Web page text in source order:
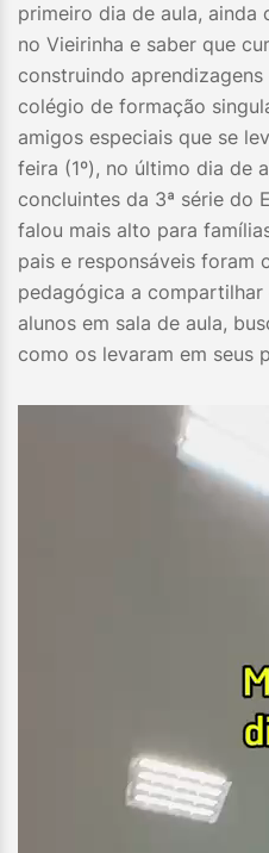
primeiro dia de aula,
no Vieirinha e saber que
construindo
colégio de formação
amigos especiais que se
feira (1º), no último dia de
concluintes da 3ª série do
falou mais alto para
pais e responsáveis foram
pedagógica a
alunos em sala de aula,
como os levaram em seus